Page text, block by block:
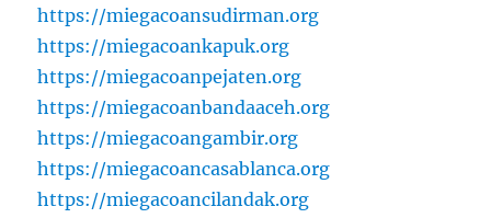
https://miegacoansudirman.org
https://miegacoankapuk.org
https://miegacoanpejaten.org
https://miegacoanbandaaceh.org
https://miegacoangambir.org
https://miegacoancasablanca.org
https://miegacoancilandak.org